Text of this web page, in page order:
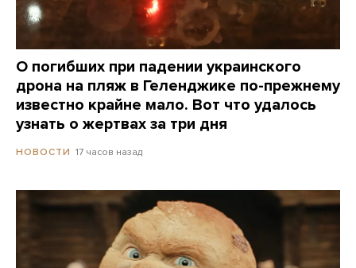
О погибших при падении украинского
дрона на пляж в Геленджике по-прежнему
известно крайне мало. Вот что удалось
узнать о жертвах за три дня
НОВОСТИ 17 часов назад